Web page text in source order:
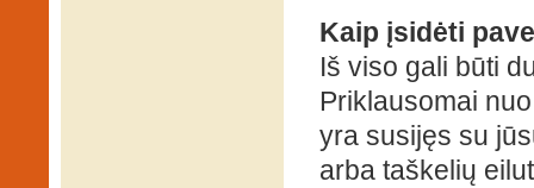
Kaip įsidėti
Iš viso gali būti
Priklausomai
yra susijęs su
arba taškelių